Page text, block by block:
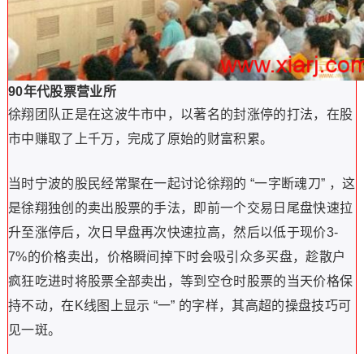
90年代股票营业所
徐翔团队正是在这波牛市中，以著名的封涨停的打法，在股
市中赚取了上千万，完成了原始的财富积累。
当时宁波的股民经常聚在一起讨论徐翔的 “一字断魂刀” ，这
是徐翔独创的卖出股票的手法，即前一个交易日尾盘快速拉
升至涨停后，次日早盘再次快速拉高，然后以低于现价3-
7%的价格卖出，价格瞬间掉下时会吸引众多买盘，趁散户
疯狂吃进时将股票全部卖出，等到空仓时股票的当天价格保
持不动，在K线图上显示 “一” 的字样，其高超的操盘技巧可
见一斑。